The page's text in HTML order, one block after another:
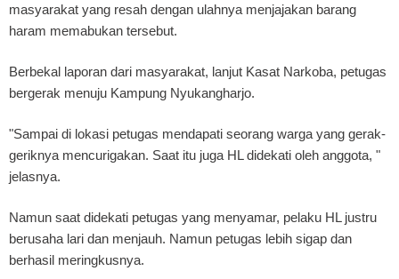
masyarakat yang resah dengan ulahnya menjajakan barang
haram memabukan tersebut.
Berbekal laporan dari masyarakat, lanjut Kasat Narkoba, petugas
bergerak menuju Kampung Nyukangharjo.
"Sampai di lokasi petugas mendapati seorang warga yang gerak-
geriknya mencurigakan. Saat itu juga HL didekati oleh anggota, "
jelasnya.
Namun saat didekati petugas yang menyamar, pelaku HL justru
berusaha lari dan menjauh. Namun petugas lebih sigap dan
berhasil meringkusnya.